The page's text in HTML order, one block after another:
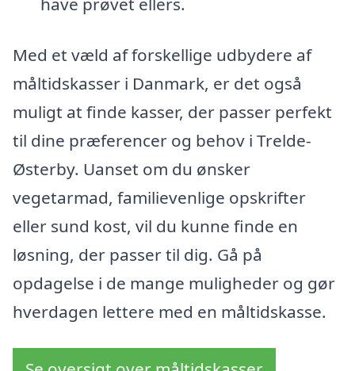
Med et væld af forskellige udbydere af
måltidskasser i Danmark, er det også
muligt at finde kasser, der passer perfekt
til dine præferencer og behov i Trelde-
Østerby. Uanset om du ønsker
vegetarmad, familievenlige opskrifter
eller sund kost, vil du kunne finde en
løsning, der passer til dig. Gå på
opdagelse i de mange muligheder og gør
hverdagen lettere med en måltidskasse.